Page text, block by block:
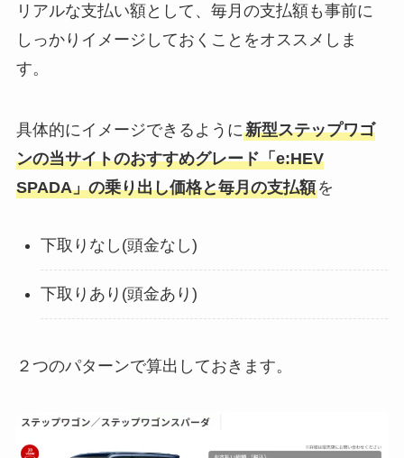
リアルな支払い額として、毎月の支払額も事前に
しっかりイメージしておくことをオススメしま
す。
具体的にイメージできるように新型ステップワゴ
ンの当サイトのおすすめグレード「e:HEV
SPADA」の乗り出し価格と毎月の支払額を
下取りなし(頭金なし)
下取りあり(頭金あり)
２つのパターンで算出しておきます。